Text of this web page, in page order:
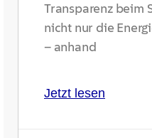
Transparenz beim
nicht nur die
– anhand
Jetzt lesen